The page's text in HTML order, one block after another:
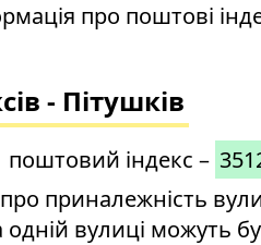
про поштові
- Пітушків
поштовий індекс –
приналежність
вулиці можуть